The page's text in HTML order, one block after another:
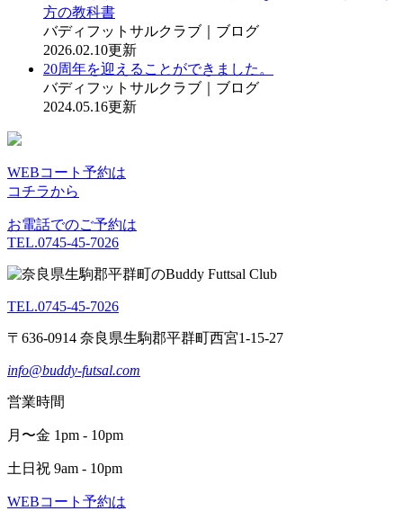
方の教科書
バディフットサルクラブ｜ブログ
2026.02.10更新
20周年を迎えることができました。
バディフットサルクラブ｜ブログ
2024.05.16更新
WEBコート予約は
コチラから
お電話でのご予約は
TEL.0745-45-7026
TEL.0745-45-7026
〒636-0914 奈良県生駒郡平群町西宮1-15-27
info@buddy-futsal.com
営業時間
月〜金 1pm - 10pm
土日祝 9am - 10pm
WEBコート予約は